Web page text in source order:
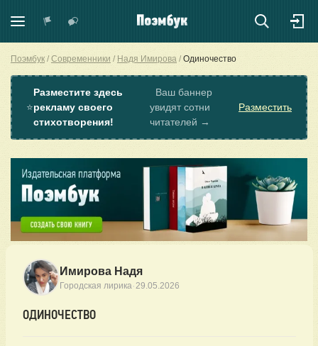
Поэмбук Современники Надя Имирова Одиночество
⭐
Разместите здесь
рекламу своего
стихотворения!
Ваш баннер
увидят сотни
читателей →
Разместить
Имирова Надя
Городская лирика·29.05.2026
ОДИНОЧЕСТВО